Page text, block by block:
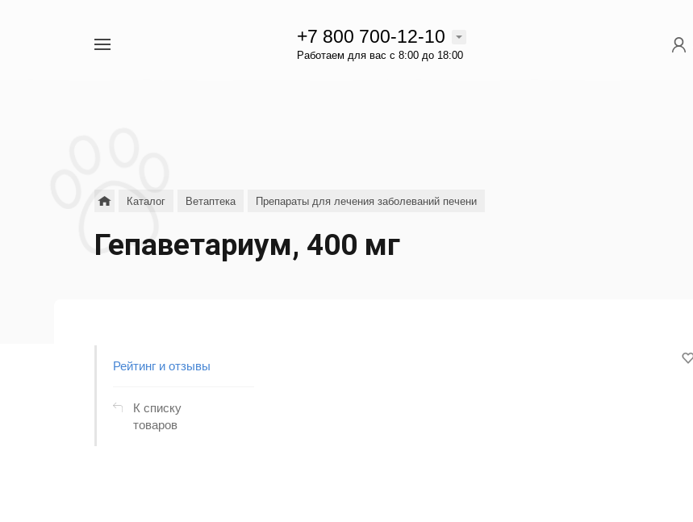
+7 800 700-12-10
Работаем для вас с 8:00 до 18:00
Каталог Ветаптека Препараты для лечения заболеваний печени
Гепаветариум, 400 мг
Рейтинг и отзывы
К списку
товаров